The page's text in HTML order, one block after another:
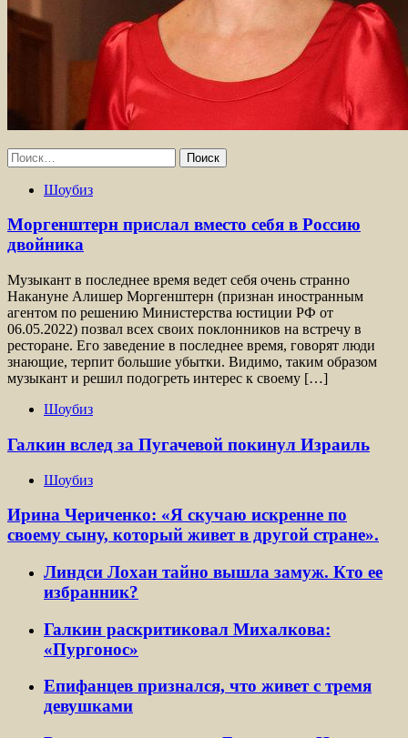
Найти:
Шоубиз
Моргенштерн прислал вместо себя в Россию
двойника
Музыкант в последнее время ведет себя очень странно
Накануне Алишер Моргенштерн (признан иностранным
агентом по решению Министерства юстиции РФ от
06.05.2022) позвал всех своих поклонников на встречу в
ресторане. Его заведение в последнее время, говорят люди
знающие, терпит большие убытки. Видимо, таким образом
музыкант и решил подогреть интерес к своему […]
Шоубиз
Галкин вслед за Пугачевой покинул Израиль
Шоубиз
Ирина Чериченко: «Я скучаю искренне по
своему сыну, который живет в другой стране».
Линдси Лохан тайно вышла замуж. Кто ее
избранник?
Галкин раскритиковал Михалкова:
«Пургонос»
Епифанцев признался, что живет с тремя
девушками